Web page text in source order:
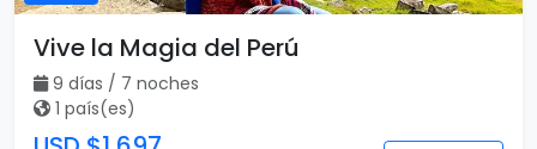
Vive la Magia del Perú
9 días / 7 noches
1 país(es)